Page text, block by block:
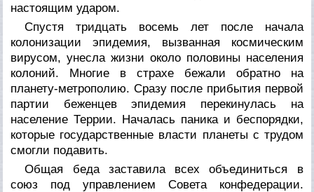
настоящим ударом.
Спустя тридцать восемь лет после начала
колонизации эпидемия, вызванная космическим
вирусом, унесла жизни около половины населения
колоний. Многие в страхе бежали обратно на
планету-метрополию. Сразу после прибытия первой
партии беженцев эпидемия перекинулась на
население Террии. Началась паника и беспорядки,
которые государственные власти планеты с трудом
смогли подавить.
Общая беда заставила всех объединиться в
союз под управлением Совета конфедерации.